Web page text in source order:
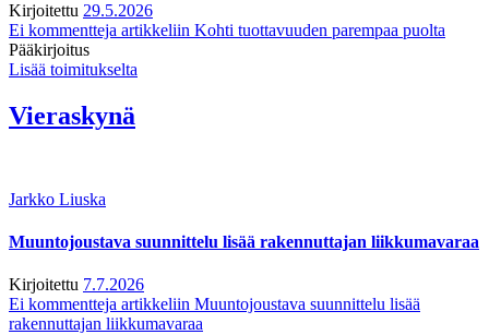
Kirjoitettu 29.5.2026
Ei kommentteja artikkeliin Kohti tuottavuuden parempaa puolta
Pääkirjoitus
Lisää toimitukselta
Vieraskynä
Jarkko Liuska
Muuntojoustava suunnittelu lisää rakennuttajan liikkumavaraa
Kirjoitettu 7.7.2026
Ei kommentteja artikkeliin Muuntojoustava suunnittelu lisää
rakennuttajan liikkumavaraa